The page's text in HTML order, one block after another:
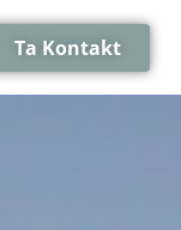
Ta Kontakt